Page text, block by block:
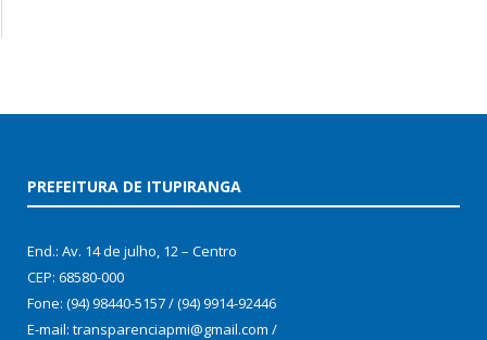
PREFEITURA DE ITUPIRANGA
End.: Av. 14 de julho, 12 – Centro
CEP: 68580-000
Fone: (94) 98440-5157 / (94) 9914-92446
E-mail: transparenciapmi@gmail.com /